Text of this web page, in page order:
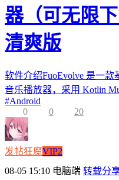
器（可无限
清爽版
软件介绍FuoEvolve 是一款
音乐播放器，采用 Kotlin
#Android
0
0 20
发帖狂魔VIP2
08-05 15:10 电脑端 转载分